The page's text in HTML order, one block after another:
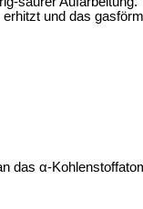
und das
das α-